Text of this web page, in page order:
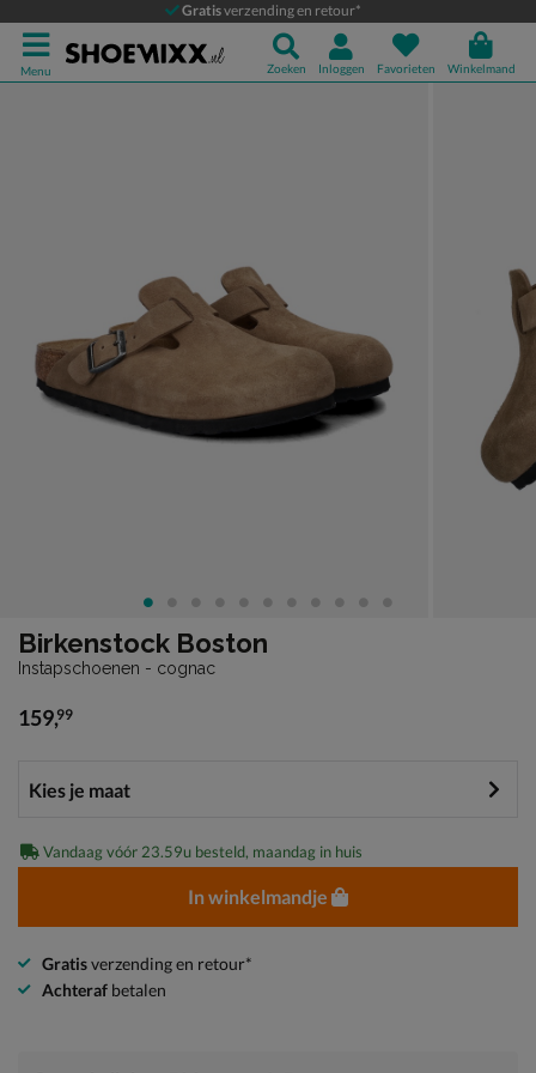
Gratisverzending en retour*
Menu Zoeken Inloggen Favorieten Winkelmand
Birkenstock Boston
Instapschoenen
Birkenstock Boston
Instapschoenen - cognac
€ 159,99
159,99
Vandaag vóór 23.59u besteld, maandag in huis
In winkelmandje
Gratisverzending en retour*
Achteraf betalen